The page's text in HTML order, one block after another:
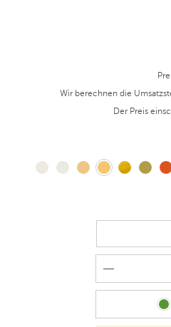
Wir berechnen die
Der Preis